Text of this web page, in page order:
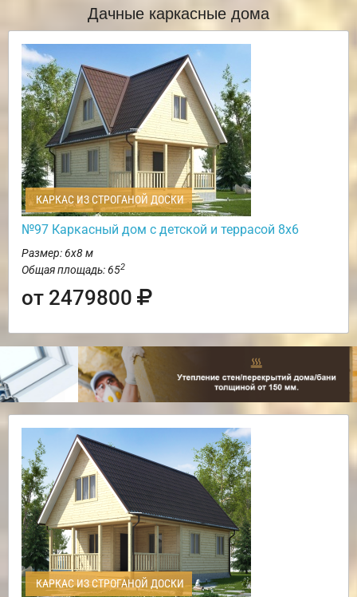
Дачные каркасные дома
КАРКАС ИЗ СТРОГАНОЙ ДОСКИ
№97 Каркасный дом с детской и террасой 8х6
Размер: 6х8 м
Общая площадь: 652
от 2479800
КАРКАС ИЗ СТРОГАНОЙ ДОСКИ